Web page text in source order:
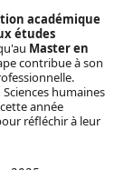
académique
études
Master en
contribue à son
humaines
année
réfléchir à leur